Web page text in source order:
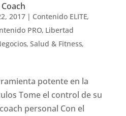
2017| Contenido ELITE,
PRO, Libertad
,Salud & Fitness,
potente en la
Tome el control de su
personal Con el